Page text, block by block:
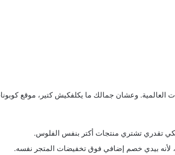
العالمية. وعشان جمالك ما يكلفكيش كتير، موقع
تقدري تشتري منتجات أكتر بنفس الفلوس.
لأنه بيدي خصم إضافي فوق تخفيضات المتجر نفسه.